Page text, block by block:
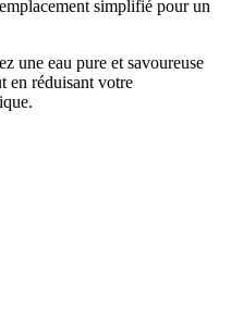
simplifié pour un
une eau pure et savoureuse
en réduisant votre